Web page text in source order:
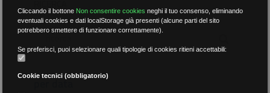
per data
Cliccando il bottone Non consentire cookies neghi il tuo consenso, eliminando
eventuali cookies e dati localStorage già presenti (alcune parti del sito
potrebbero smettere di funzionare correttamente).
Se preferisci, puoi selezionare quali tipologie di cookies ritieni accettabili:
Cookie tecnici (obbligatorio)